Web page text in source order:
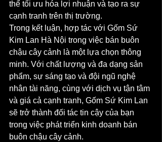
thể tối ưu hóa lợi nhuận và tạo ra sự
cạnh tranh trên thị trường.
Trong kết luận, hợp tác với Gốm Sứ
Kim Lan Hà Nội trong việc bán buôn
chậu cây cảnh là một lựa chọn thông
minh. Với chất lượng và đa dạng sản
phẩm, sự sáng tạo và đội ngũ nghệ
nhân tài năng, cùng với dịch vụ tận tâm
và giá cả cạnh tranh, Gốm Sứ Kim Lan
sẽ trở thành đối tác tin cậy của bạn
trong việc phát triển kinh doanh bán
buôn chậu cây cảnh.